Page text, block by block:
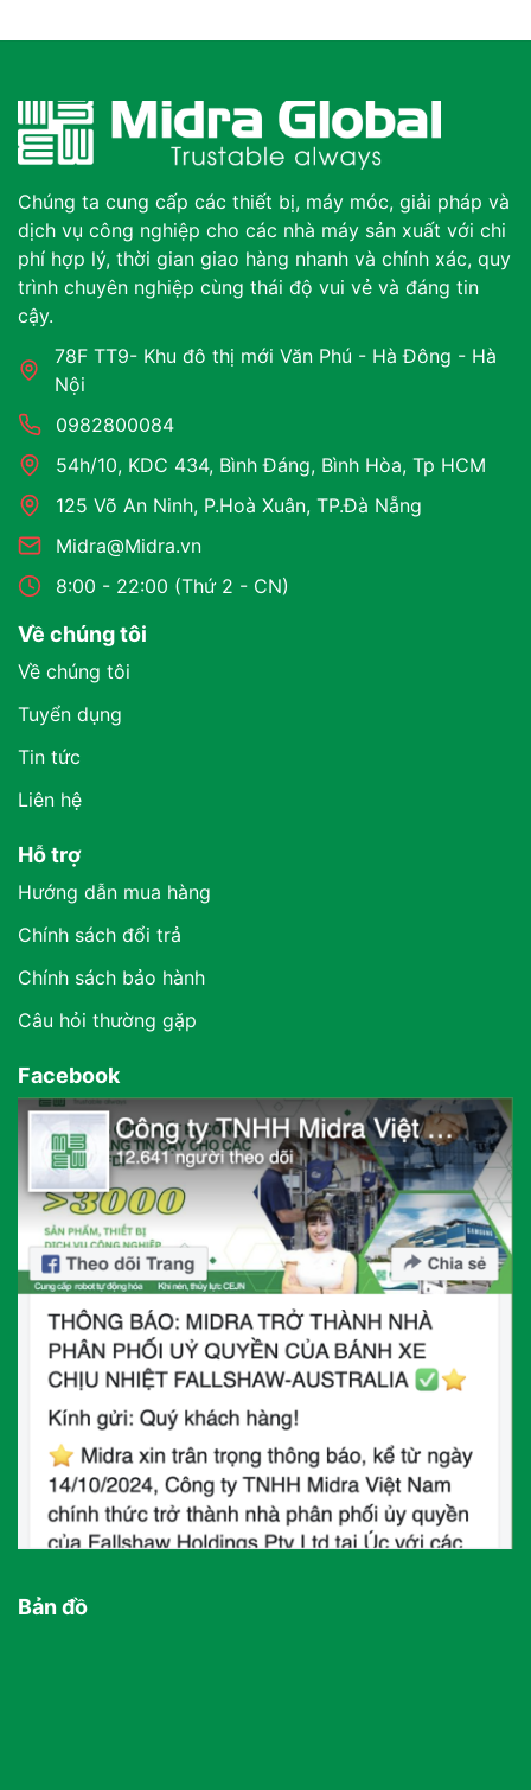
Chúng ta cung cấp các thiết bị, máy móc, giải pháp và
dịch vụ công nghiệp cho các nhà máy sản xuất với chi
phí hợp lý, thời gian giao hàng nhanh và chính xác, quy
trình chuyên nghiệp cùng thái độ vui vẻ và đáng tin
cậy.
78F TT9- Khu đô thị mới Văn Phú - Hà Đông - Hà
Nội
0982800084
54h/10, KDC 434, Bình Đáng, Bình Hòa, Tp HCM
125 Võ An Ninh, P.Hoà Xuân, TP.Đà Nẵng
Midra@Midra.vn
8:00 - 22:00 (Thứ 2 - CN)
Về chúng tôi
Về chúng tôi
Tuyển dụng
Tin tức
Liên hệ
Hỗ trợ
Hướng dẫn mua hàng
Chính sách đổi trả
Chính sách bảo hành
Câu hỏi thường gặp
Facebook
Bản đồ